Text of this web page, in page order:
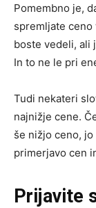
Pomembno je,
spremljate ceno
boste vedeli, ali
In to ne le pri
Tudi nekateri
najnižje cene.
še nižjo ceno,
primerjavo cen
Prijavite